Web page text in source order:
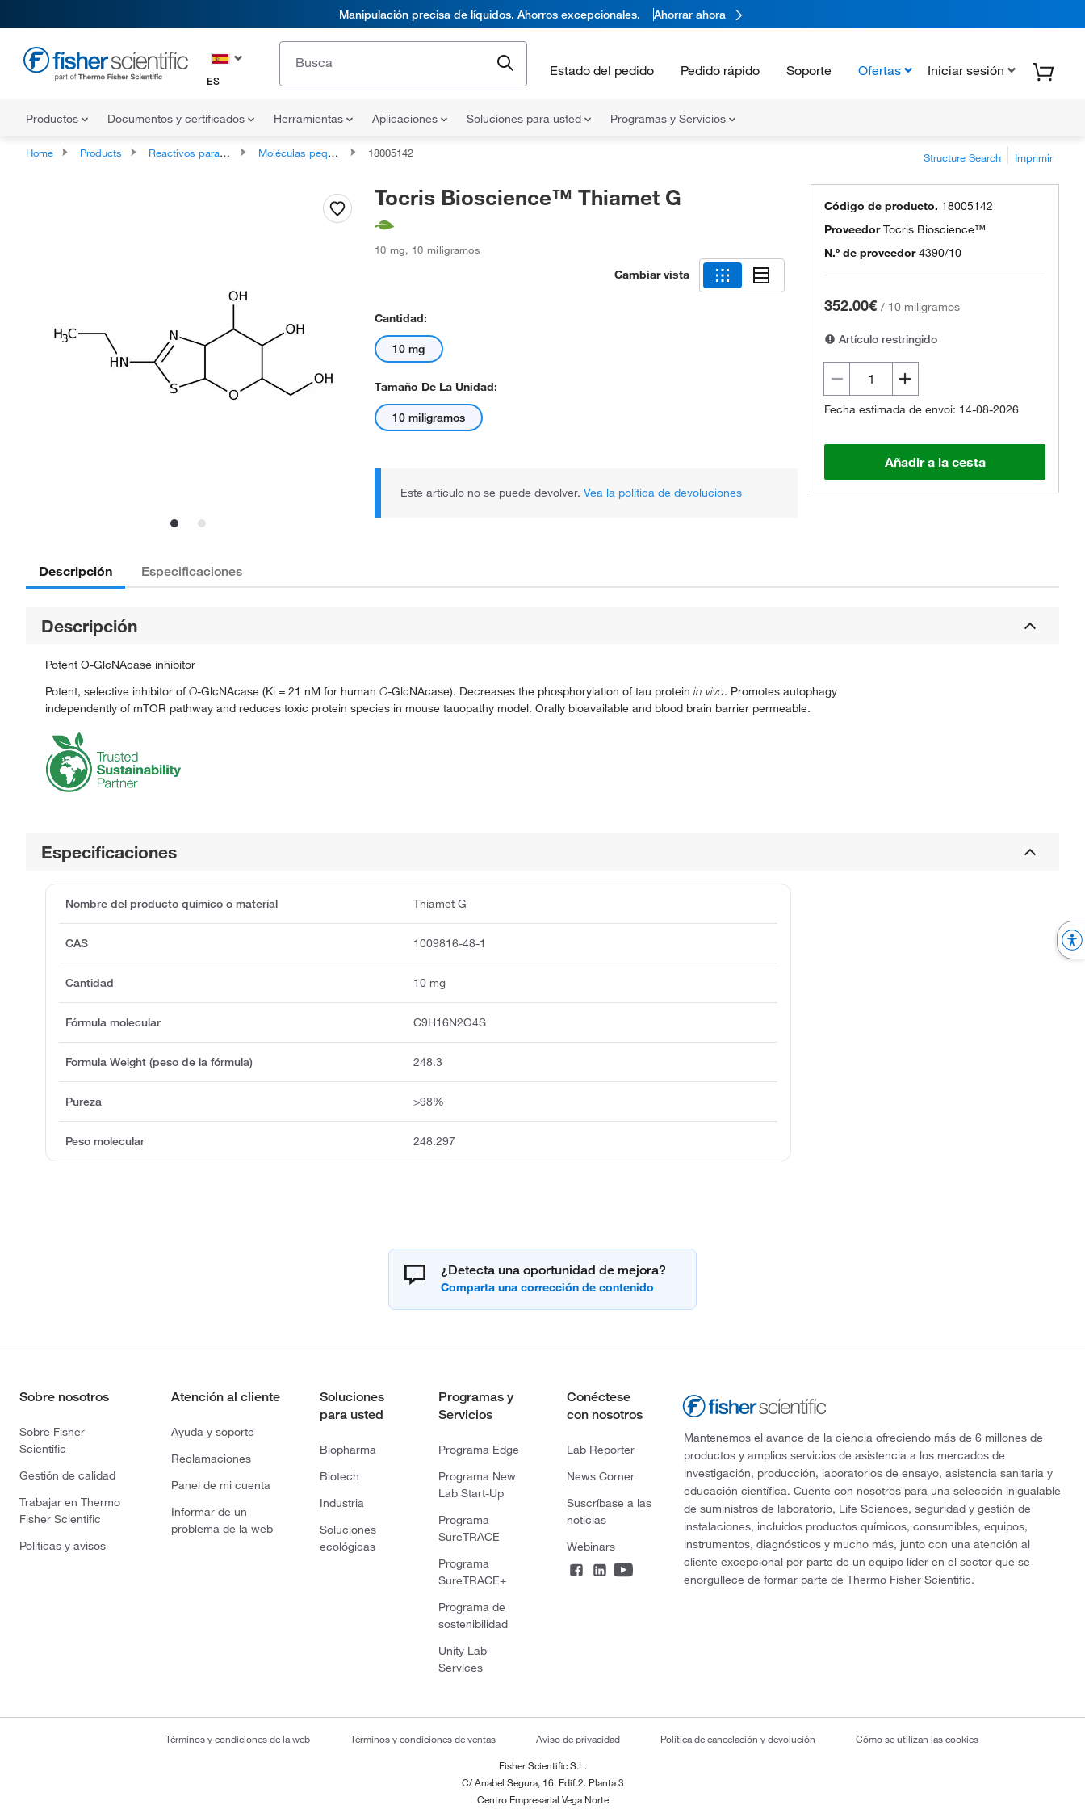
Manipulación precisa de líquidos. Ahorros excepcionales. Ahorrar ahora
ES
Estado del pedido Pedido rápido Soporte Ofertas Iniciar sesión
Productos Documentos y certificados Herramientas Aplicaciones Soluciones para usted Programas y Servicios
Home Products Reactivos para análisis de proteínas Moléculas pequeñas bioactivas 18005142 Structure Search Imprimir
Tocris Bioscience™ Thiamet G
10 mg, 10 miligramos
Cambiar vista
Cantidad:
10 mg
Tamaño De La Unidad:
10 miligramos
Este artículo no se puede devolver. Vea la política de devoluciones
Código de producto. 18005142
ProveedorTocris Bioscience™
N.º de proveedor 4390/10
352.00€ / 10 miligramos
Artículo restringido
Fecha estimada de envoi: 14-08-2026
Añadir a la cesta
Descripción Especificaciones
Descripción
Potent O-GlcNAcase inhibitor
Potent, selective inhibitor ofO-GlcNAcase (Ki = 21 nM for human O-GlcNAcase). Decreases the phosphorylation of tau protein in vivo. Promotes autophagy
independently of mTOR pathway and reduces toxic protein species in mouse tauopathy model. Orally bioavailable and blood brain barrier permeable.
Especificaciones
Nombre del producto químico o material Thiamet G
CAS 1009816-48-1
Cantidad 10 mg
Fórmula molecular C9H16N2O4S
Formula Weight (peso de la fórmula) 248.3
Pureza >98%
Peso molecular 248.297
¿Detecta una oportunidad de mejora?
Sobre nosotros
Sobre Fisher
Scientific
Gestión de calidad
Trabajar en Thermo
Fisher Scientific
Políticas y avisos
Atención al cliente
Ayuda y soporte
Reclamaciones
Panel de mi cuenta
Informar de un
problema de la web
Soluciones
para usted
Biopharma
Biotech
Industria
Soluciones
ecológicas
Programas y
Servicios
Programa Edge
Programa New
Lab Start-Up
Programa
SureTRACE
Programa
SureTRACE+
Programa de
sostenibilidad
Unity Lab
Services
Conéctese
con nosotros
Lab Reporter
News Corner
Suscríbase a las
noticias
Webinars
Mantenemos el avance de la ciencia ofreciendo más de 6 millones de
productos y amplios servicios de asistencia a los mercados de
investigación, producción, laboratorios de ensayo, asistencia sanitaria y
educación científica. Cuente con nosotros para una selección inigualable
de suministros de laboratorio, Life Sciences, seguridad y gestión de
instalaciones, incluidos productos químicos, consumibles, equipos,
instrumentos, diagnósticos y mucho más, junto con una atención al
cliente excepcional por parte de un equipo líder en el sector que se
enorgullece de formar parte de Thermo Fisher Scientific.
Términos y condiciones de la web Términos y condiciones de ventas Aviso de privacidad Política de cancelación y devolución Cómo se utilizan las cookies
Fisher Scientific S.L.
C/ Anabel Segura, 16. Edif.2. Planta 3
Centro Empresarial Vega Norte